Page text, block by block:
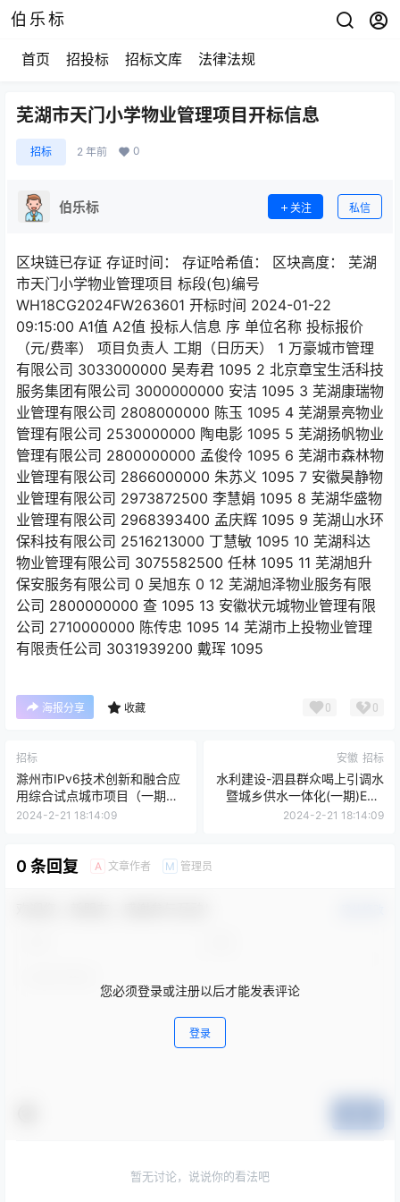
伯乐标
首页 招投标 招标文库 法律法规
芜湖市天门小学物业管理项目开标信息
招标 2 年前 0
伯乐标 关注 私信
区块链已存证 存证时间： 存证哈希值： 区块高度： 芜湖
市天门小学物业管理项目 标段(包)编号
WH18CG2024FW263601 开标时间 2024-01-22
09:15:00 A1值 A2值 投标人信息 序 单位名称 投标报价
（元/费率） 项目负责人 工期（日历天） 1 万豪城市管理
有限公司 3033000000 吴寿君 1095 2 北京章宝生活科技
服务集团有限公司 3000000000 安洁 1095 3 芜湖康瑞物
业管理有限公司 2808000000 陈玉 1095 4 芜湖景亮物业
管理有限公司 2530000000 陶电影 1095 5 芜湖扬帆物业
管理有限公司 2800000000 孟俊伶 1095 6 芜湖市森林物
业管理有限公司 2866000000 朱苏义 1095 7 安徽昊静物
业管理有限公司 2973872500 李慧娟 1095 8 芜湖华盛物
业管理有限公司 2968393400 孟庆辉 1095 9 芜湖山水环
保科技有限公司 2516213000 丁慧敏 1095 10 芜湖科达
物业管理有限公司 3075582500 任林 1095 11 芜湖旭升
保安服务有限公司 0 吴旭东 0 12 芜湖旭泽物业服务有限
公司 2800000000 查 1095 13 安徽状元城物业管理有限
公司 2710000000 陈传忠 1095 14 芜湖市上投物业管理
有限责任公司 3031939200 戴珲 1095
海报分享 收藏 0 0
招标
滁州市IPv6技术创新和融合应
用综合试点城市项目（一期）
（二标段）
2024-2-21 18:14:09
安徽 招标
水利建设-泗县群众喝上引调水
暨城乡供水一体化(一期)EPC
工程-安全防护物资(管网部分)
2024-2-21 18:14:09
0 条回复 A 文章作者 M 管理员
您必须登录或注册以后才能发表评论
登录
暂无讨论，说说你的看法吧